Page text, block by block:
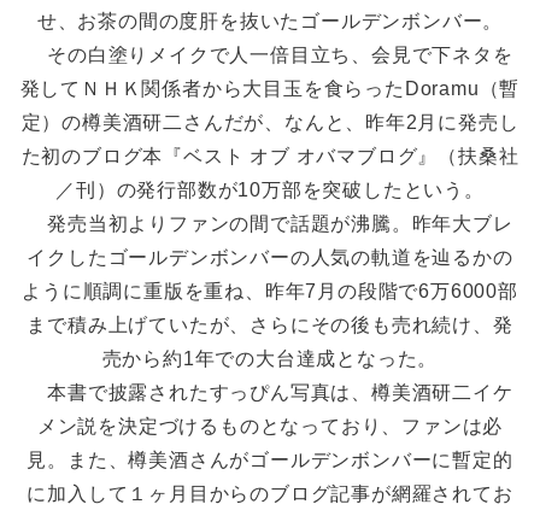
せ、お茶の間の度肝を抜いたゴールデンボンバー。
その白塗りメイクで人一倍目立ち、会見で下ネタを
発してＮＨＫ関係者から大目玉を食らったDoramu（暫
定）の樽美酒研二さんだが、なんと、昨年2月に発売し
た初のブログ本『ベスト オブ オバマブログ』（扶桑社
／刊）の発行部数が10万部を突破したという。
発売当初よりファンの間で話題が沸騰。昨年大ブレ
イクしたゴールデンボンバーの人気の軌道を辿るかの
ように順調に重版を重ね、昨年7月の段階で6万6000部
まで積み上げていたが、さらにその後も売れ続け、発
売から約1年での大台達成となった。
本書で披露されたすっぴん写真は、樽美酒研二イケ
メン説を決定づけるものとなっており、ファンは必
見。また、樽美酒さんがゴールデンボンバーに暫定的
に加入して１ヶ月目からのブログ記事が網羅されてお